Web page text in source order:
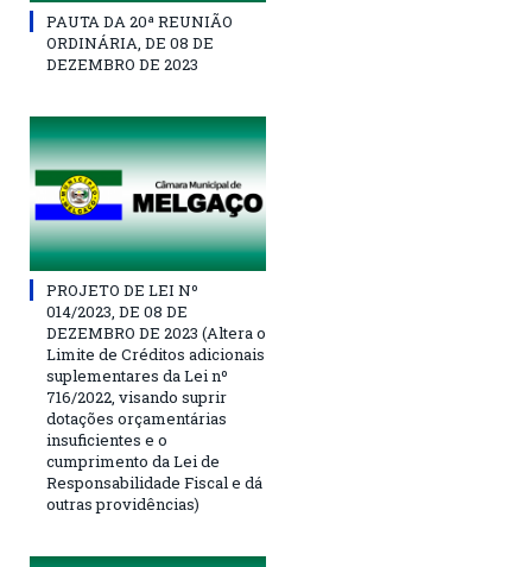
PAUTA DA 20ª REUNIÃO
ORDINÁRIA, DE 08 DE
DEZEMBRO DE 2023
PROJETO DE LEI Nº
014/2023, DE 08 DE
DEZEMBRO DE 2023 (Altera o
Limite de Créditos adicionais
suplementares da Lei nº
716/2022, visando suprir
dotações orçamentárias
insuficientes e o
cumprimento da Lei de
Responsabilidade Fiscal e dá
outras providências)